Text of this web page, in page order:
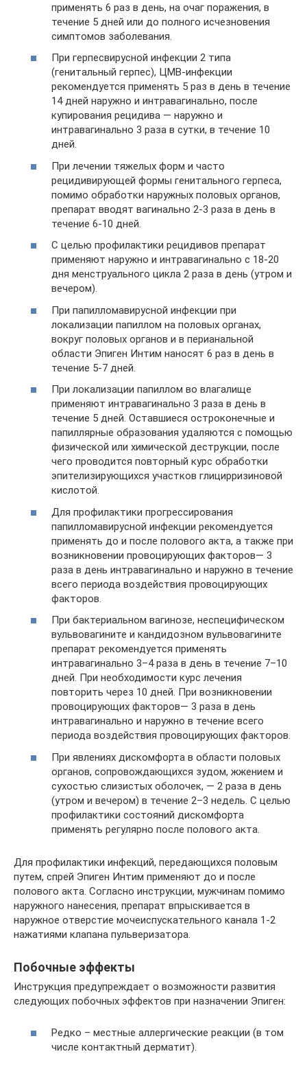
применять 6 раз в день, на очаг поражения, в
течение 5 дней или до полного исчезновения
симптомов заболевания.
При герпесвирусной инфекции 2 типа
(генитальный герпес), ЦМВ-инфекции
рекомендуется применять 5 раз в день в течение
14 дней наружно и интравагинально, после
купирования рецидива — наружно и
интравагинально 3 раза в сутки, в течение 10
дней.
При лечении тяжелых форм и часто
рецидивирующей формы генитального герпеса,
помимо обработки наружных половых органов,
препарат вводят вагинально 2-3 раза в день в
течение 6-10 дней.
С целью профилактики рецидивов препарат
применяют наружно и интравагинально с 18-20
дня менструального цикла 2 раза в день (утром и
вечером).
При папилломавирусной инфекции при
локализации папиллом на половых органах,
вокруг половых органов и в перианальной
области Эпиген Интим наносят 6 раз в день в
течение 5-7 дней.
При локализации папиллом во влагалище
применяют интравагинально 3 раза в день в
течение 5 дней. Оставшиеся остроконечные и
папиллярные образования удаляются с помощью
физической или химической деструкции, после
чего проводится повторный курс обработки
эпителизирующихся участков глицирризиновой
кислотой.
Для профилактики прогрессирования
папилломавирусной инфекции рекомендуется
применять до и после полового акта, а также при
возникновении провоцирующих факторов— 3
раза в день интравагинально и наружно в течение
всего периода воздействия провоцирующих
факторов.
При бактериальном вагинозе, неспецифическом
вульвовагините и кандидозном вульвовагините
препарат рекомендуется применять
интравагинально 3–4 раза в день в течение 7–10
дней. При необходимости курс лечения
повторить через 10 дней. При возникновении
провоцирующих факторов— 3 раза в день
интравагинально и наружно в течение всего
периода воздействия провоцирующих факторов.
При явлениях дискомфорта в области половых
органов, сопровождающихся зудом, жжением и
сухостью слизистых оболочек, — 2 раза в день
(утром и вечером) в течение 2–3 недель. С целью
профилактики состояний дискомфорта
применять регулярно после полового акта.
Для профилактики инфекций, передающихся половым
путем, спрей Эпиген Интим применяют до и после
полового акта. Согласно инструкции, мужчинам помимо
наружного нанесения, препарат впрыскивается в
наружное отверстие мочеиспускательного канала 1-2
нажатиями клапана пульверизатора.
Побочные эффекты
Инструкция предупреждает о возможности развития
следующих побочных эффектов при назначении Эпиген:
Редко – местные аллергические реакции (в том
числе контактный дерматит).